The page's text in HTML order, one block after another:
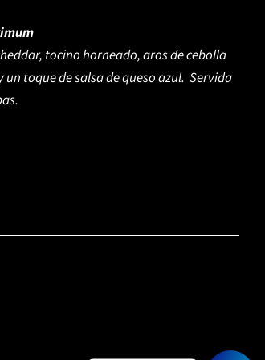
tocino horneado, aros de cebolla
toque de salsa de queso azul. Servida